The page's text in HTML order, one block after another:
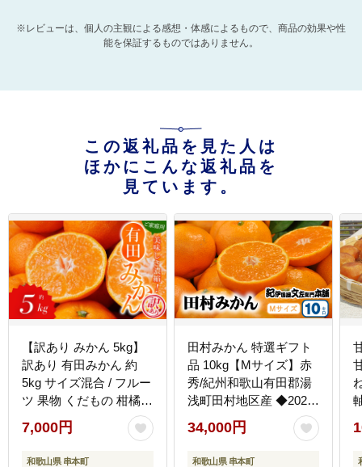
※レビューは、個人の主観による感想・体感によるもので、商品の効果や性
能を保証するものではありません。
この返礼品を見た人は
ほかにこんな返礼品を
見ています。
【訳あり みかん 5kg】
訳あり 有田みかん 約
5kg サイズ混合 / フルー
ツ 果物 くだもの 柑橘
みかん ミカン オレンジ
温州ミカン みかん 名産
地 甘い みかん ご家庭用
7,000円
和歌山県 串本町
田村みかん 特選ギフト
品 10kg【Mサイズ】赤
秀/紀州和歌山有田郡湯
浅町田村地区産 ◆2026
年11月下旬～2027年1月
中旬頃に順次発送予定
(お届け日指定不可) 紀
34,000円
和歌山県 串本町